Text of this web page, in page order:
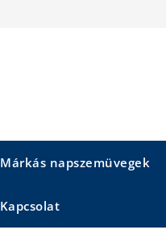
Márkás napszemüvegek
Kapcsolat